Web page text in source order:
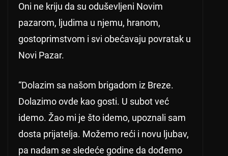
Oni ne kriju da su oduševljeni Novim
pazarom, ljudima u njemu, hranom,
gostoprimstvom i svi obećavaju povratak u
Novi Pazar.
“Dolazim sa našom brigadom iz Breze.
Dolazimo ovde kao gosti. U subot već
idemo. Žao mi je što idemo, upoznali sam
dosta prijatelja. Možemo reći i novu ljubav,
pa nadam se sledeće godine da dođemo